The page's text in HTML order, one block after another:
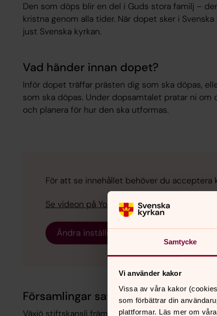
Samtycke
Vi använder kakor
Vissa av våra kakor
som förbättrar din
plattformar. Läs mer om
Den som döps blir en del i Guds stora familj –
kristna genom alla tider. När dopet sker i
just Svenska kyrkan.
Vad händer innan dopet?
Inför dopet träffar prästen dig som ska döpas,
som ska döpas. Under dopsamtalet pratar ni
och planera för hur den ska utformas.
För att se innehållet behöver du acceptera
Se videon på YouTube i stället.
Ändra inställningar
Församlingar satsar på dopet
Växjö stiftskansli främjar församlingarnas arbete